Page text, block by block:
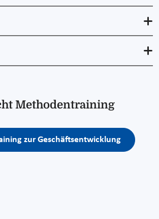
Methodentraining
zur Geschäftsentwicklung